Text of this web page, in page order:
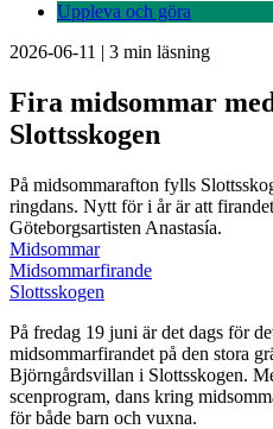
Uppleva och göra
2026-06-11 | 3 min läsning
Fira midsommar
Slottsskogen
På midsommarafton fylls
ringdans. Nytt för i år är att
Göteborgsartisten Anastasía.
Midsommar
Midsommarfirande
Slottsskogen
På fredag 19 juni är det dags för
midsommarfirandet på den stora
Björngårdsvillan i Slottsskogen.
scenprogram, dans kring
för både barn och vuxna.